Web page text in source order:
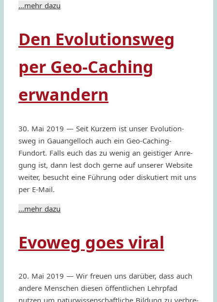
…mehr dazu
Den Evolutionsweg
per Geo-Caching
erwandern
30. Mai 2019 — Seit Kurzem ist unser Evolu­tion­
sweg in Gauan­gel­loch auch ein Geo-Caching-
Fundort. Falls euch das zu wenig an geisti­ger Anre­
gung ist, dann lest doch gerne auf unse­rer Website
weiter, besucht eine Führung oder disku­tiert mit uns
per E‑Mail.
…mehr dazu
Evoweg goes viral
20. Mai 2019 — Wir freuen uns darüber, dass auch
andere Menschen diesen öffen­tli­chen Lehrp­fad